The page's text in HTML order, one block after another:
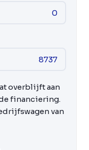
overblijft aan
financiering.
van